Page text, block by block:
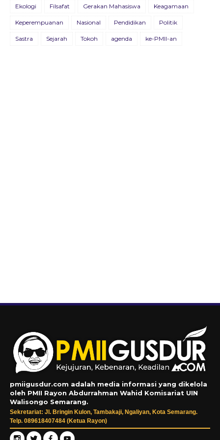
26 Agustus 2021
09 Juli 2021
Ekologi Filsafat Gerakan Mahasiswa Keagamaan
Keperempuanan Nasional Pendidikan Politik
Sastra Sejarah Tokoh agenda ke-PMII-an
pmiigusdur.com adalah media informasi yang dikelola
oleh PMII Rayon Abdurrahman Wahid Komisariat UIN
Walisongo Semarang.
Sekretariat: Jl. Bringin Kulon, Tambakaji, Ngaliyan, Kota Semarang.
Telp. 089618407484 (Ketua Rayon)